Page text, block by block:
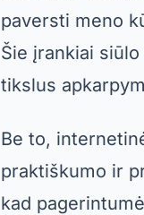
paversti meno
Šie įrankiai
tikslus
Be to,
praktiškumo ir
kad